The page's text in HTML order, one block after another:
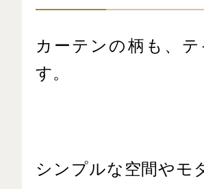
カーテンの柄も、
す。
シンプルな空間やモ